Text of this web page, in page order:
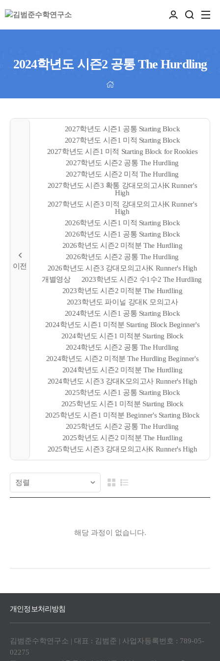
2024학년도 시즌2 공통 The Hurdling
2027학년도 시즌1 공통 Starting Block
2027학년도 시즌1 미적 Starting Block
2027학년도 시즌1 미적 Starting Block for Rookies
2027학년도 시즌2 공통 The Hurdling
2027학년도 시즌2 미적 The Hurdling
2027학년도 시즌3 확통 강대모의고사K Runner's
High
2027학년도 시즌3 미적 강대모의고사K Runner's
High
2026학년도 시즌1 미적 Starting Block
2026학년도 시즌1 공통 Starting Block
2026학년도 시즌2 미적분 The Hurdling
2026학년도 시즌2 공통 The Hurdling
2026학년도 시즌3 강대모의고사K Runner's High
개별영상
2023학년도 시즌2 수1수2 The Hurdling
2023학년도 시즌2 미적분 The Hurdling
2023학년도 파이널 강대K 모의고사
2024학년도 시즌1 공통 Starting Block
2024학년도 시즌1 미적분 Starting Block Beginner's
2024학년도 시즌1 미적분 Starting Block
2024학년도 시즌2 공통 The Hurdling
2024학년도 시즌2 미적분 The Hurdling Beginner's
2024학년도 시즌2 미적분 The Hurdling
2024학년도 시즌3 강대K모의고사 Runner's High
2025학년도 시즌1 공통 Starting Block
2025학년도 시즌1 미적분 Starting Block
2025학년도 시즌1 미적분 Beginner's Starting Block
2025학년도 시즌2 공통 The Hurdling
2025학년도 시즌2 미적분 The Hurdling
2025학년도 시즌3 강대모의고사K Runner's High
해당 과정이 없습니다.
개인정보처리방침
김범준수학연구소 | 대표 : 김범준 | 사업자등록번호 : 789-05-
02275